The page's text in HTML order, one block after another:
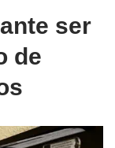
ser
de